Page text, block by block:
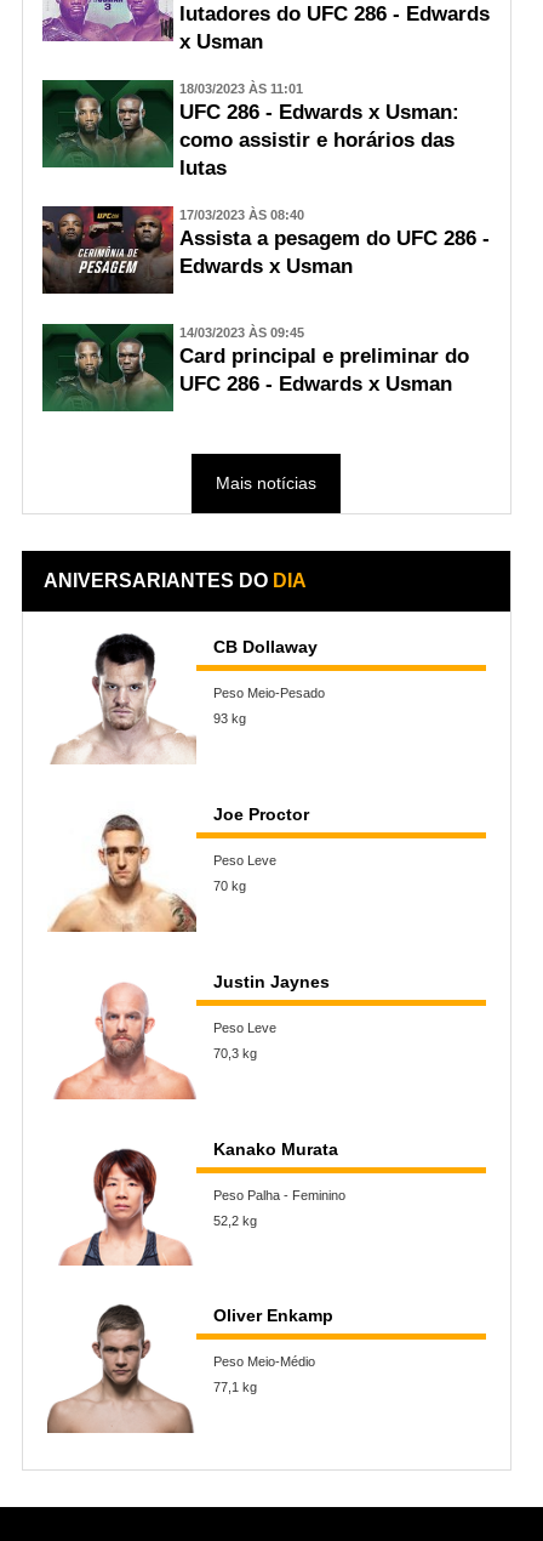
lutadores do UFC 286 - Edwards
x Usman
18/03/2023 ÀS 11:01
UFC 286 - Edwards x Usman:
como assistir e horários das
lutas
17/03/2023 ÀS 08:40
Assista a pesagem do UFC 286 -
Edwards x Usman
14/03/2023 ÀS 09:45
Card principal e preliminar do
UFC 286 - Edwards x Usman
Mais notícias
ANIVERSARIANTES DO DIA
CB Dollaway
Peso Meio-Pesado
93 kg
Joe Proctor
Peso Leve
70 kg
Justin Jaynes
Peso Leve
70,3 kg
Kanako Murata
Peso Palha - Feminino
52,2 kg
Oliver Enkamp
Peso Meio-Médio
77,1 kg